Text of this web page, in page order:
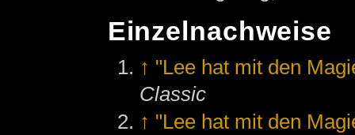
Einzelnachweise
↑ "Lee hat mit den
Classic
↑ "Lee hat mit den